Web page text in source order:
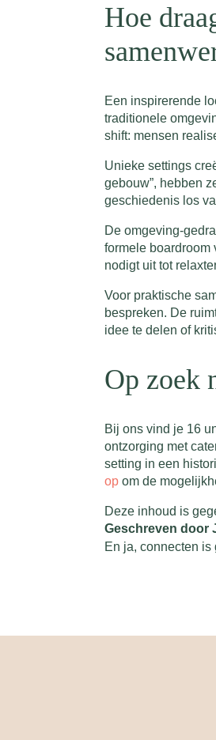
Hoe
Een inspirerende
traditionele
shift: mensen
Unieke settings
gebouw”, hebben
geschiedenis los
De omgeving-
formele boardroom
nodigt uit tot
Voor praktische
bespreken. De
idee te delen of
Op zoek
Bij ons vind je 16
ontzorging met
setting in een
op om de
Deze inhoud is
Geschreven door
En ja, connecten is